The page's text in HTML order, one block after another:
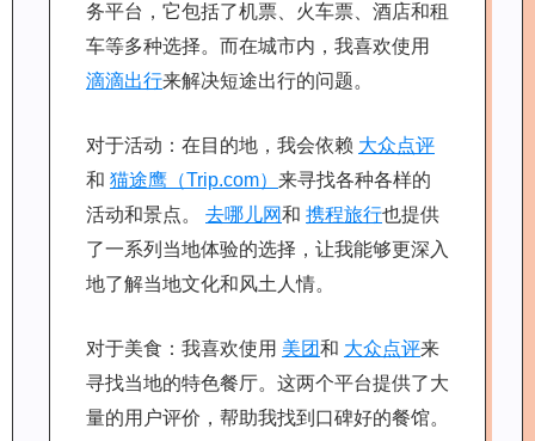
务平台，它包括了机票、火车票、酒店和租
车等多种选择。而在城市内，我喜欢使用
滴滴出行来解决短途出行的问题。
对于活动：在目的地，我会依赖 大众点评
和 猫途鹰（Trip.com） 来寻找各种各样的
活动和景点。 去哪儿网和 携程旅行也提供
了一系列当地体验的选择，让我能够更深入
地了解当地文化和风土人情。
对于美食：我喜欢使用 美团和 大众点评来
寻找当地的特色餐厅。这两个平台提供了大
量的用户评价，帮助我找到口碑好的餐馆。